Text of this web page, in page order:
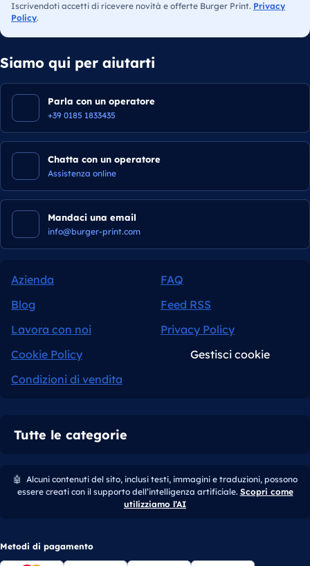
Iscrivendoti accetti di ricevere novità e offerte Burger Print. Privacy
Policy.
Siamo qui per aiutarti
Parla con un operatore
+39 0185 1833435
Chatta con un operatore
Assistenza online
Mandaci una email
info@burger-print.com
Azienda
FAQ
Blog
Feed RSS
Lavora con noi
Privacy Policy
Cookie Policy
Gestisci cookie
Condizioni di vendita
Tutte le categorie
🤖 Alcuni contenuti del sito, inclusi testi, immagini e traduzioni, possono
essere creati con il supporto dell’intelligenza artificiale. Scopri come
utilizziamo l’AI
Metodi di pagamento